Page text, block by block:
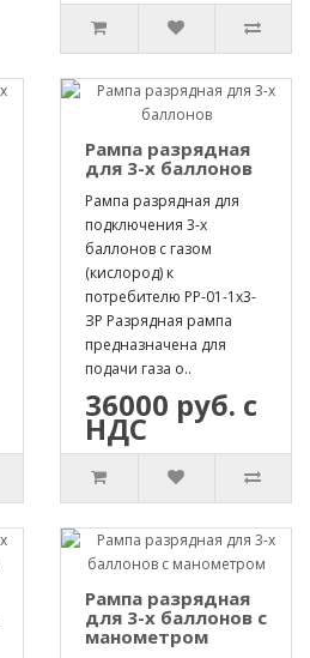
Рампа разрядная
для 3-х баллонов
Рампа разрядная для
подключения 3-х
баллонов с газом
(кислород) к
потребителю РР-01-1х3-
ЗР Разрядная рампа
предназначена для
подачи газа о..
36000 руб. с
НДС
Рампа разрядная
для 3-х баллонов с
манометром